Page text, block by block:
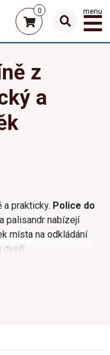
0 menu
z
a
prakticky. Police do
palisandr nabízejí
místa na odkládání
dveří.